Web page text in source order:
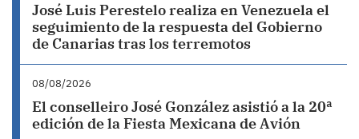
José Luis Perestelo realiza en Venezuela el
seguimiento de la respuesta del Gobierno
de Canarias tras los terremotos
08/08/2026
El conselleiro José González asistió a la 20ª
edición de la Fiesta Mexicana de Avión